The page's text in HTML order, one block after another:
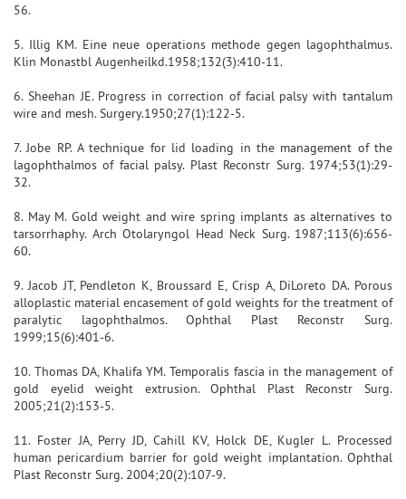
56.
5. Illig KM. Eine neue operations methode gegen lagophthalmus.
Klin Monastbl Augenheilkd.1958;132(3):410-11.
6. Sheehan JE. Progress in correction of facial palsy with tantalum
wire and mesh. Surgery.1950;27(1):122-5.
7. Jobe RP. A technique for lid loading in the management of the
lagophthalmos of facial palsy. Plast Reconstr Surg. 1974;53(1):29-
32.
8. May M. Gold weight and wire spring implants as alternatives to
tarsorrhaphy. Arch Otolaryngol Head Neck Surg. 1987;113(6):656-
60.
9. Jacob JT, Pendleton K, Broussard E, Crisp A, DiLoreto DA. Porous
alloplastic material encasement of gold weights for the treatment of
paralytic lagophthalmos. Ophthal Plast Reconstr Surg.
1999;15(6):401-6.
10. Thomas DA, Khalifa YM. Temporalis fascia in the management of
gold eyelid weight extrusion. Ophthal Plast Reconstr Surg.
2005;21(2):153-5.
11. Foster JA, Perry JD, Cahill KV, Holck DE, Kugler L. Processed
human pericardium barrier for gold weight implantation. Ophthal
Plast Reconstr Surg. 2004;20(2):107-9.